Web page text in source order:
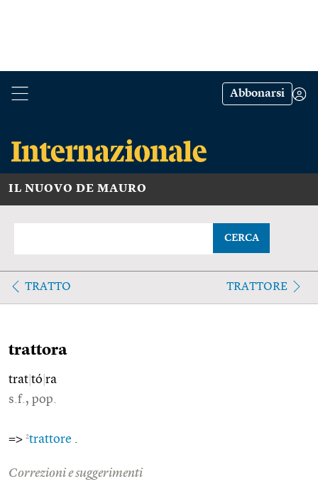
Abbonarsi
IL NUOVO DE MAURO
CERCA
TRATTO TRATTORE
trattora
trat tó ra
s.f., pop.
=> 2trattore
Correzioni e suggerimenti